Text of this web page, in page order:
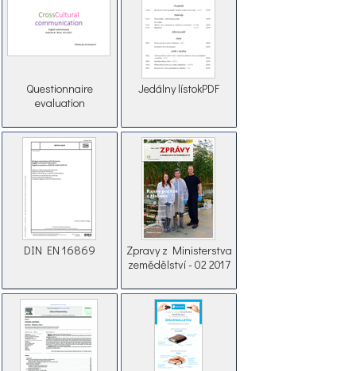
Questionnaire
evaluation
Jedálny lístokPDF
DIN EN 16869
Zpravy z Ministerstva
zemědělství - 02 2017